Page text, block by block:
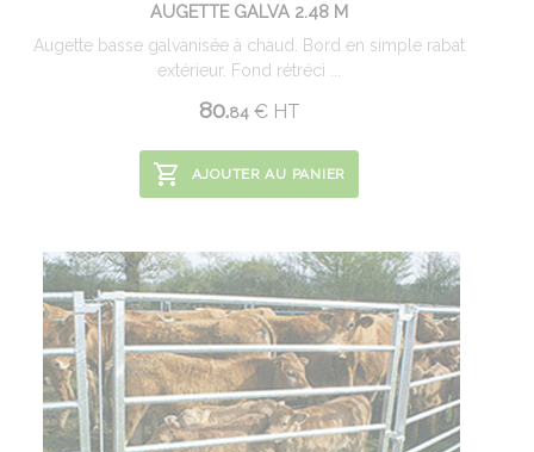
AUGETTE GALVA 2.48 M
Augette basse galvanisée à chaud. Bord en simple rabat
extérieur. Fond rétréci ...
80.84 €HT
AJOUTER AU PANIER